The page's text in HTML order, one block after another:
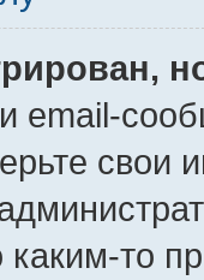
email-
свои
каким-то